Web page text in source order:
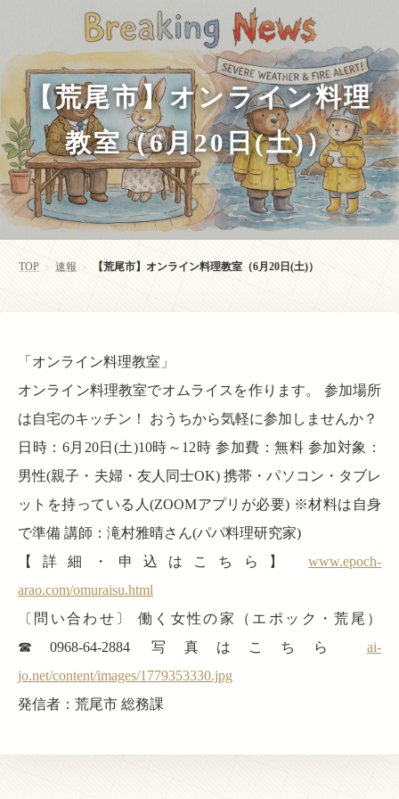
【荒尾市】オンライン料理
教室（6月20日(土)）
TOP > 速報 > 【荒尾市】オンライン料理教室（6月20日(土)）
「オンライン料理教室」
オンライン料理教室でオムライスを作ります。 参加場所
は自宅のキッチン！ おうちから気軽に参加しませんか？
日時：6月20日(土)10時～12時 参加費：無料 参加対象：
男性(親子・夫婦・友人同士OK) 携帯・パソコン・タブレ
ットを持っている人(ZOOMアプリが必要) ※材料は自身
で準備 講師：滝村雅晴さん(パパ料理研究家)
【詳細・申込はこちら】 www.epoch-
arao.com/omuraisu.html
〔問い合わせ〕 働く女性の家（エポック・荒尾）
☎0968-64-2884 写真はこちら ai-
jo.net/content/images/1779353330.jpg
発信者：荒尾市 総務課